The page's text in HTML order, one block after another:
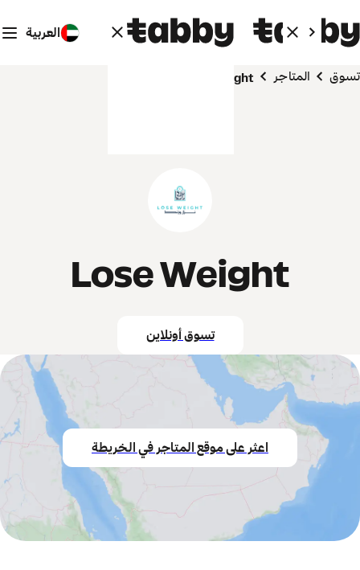
العربية
تسوق المتاجر Lose Weight
Lose Weight
تسوق أونلاين
اعثر على موقع المتاجر في الخريطة